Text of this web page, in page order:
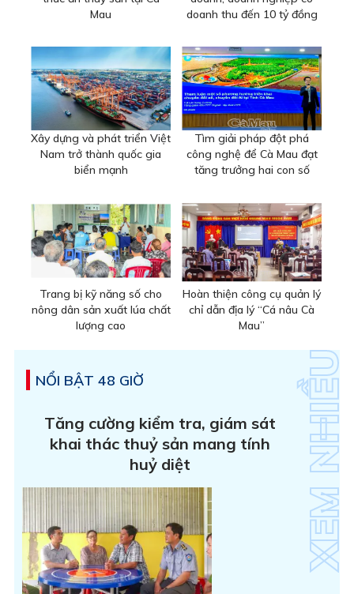
Mau
doanh thu đến 10 tỷ đồng
Xây dựng và phát triển Việt
Nam trở thành quốc gia
biển mạnh
Tìm giải pháp đột phá
công nghệ để Cà Mau đạt
tăng trưởng hai con số
Trang bị kỹ năng số cho
nông dân sản xuất lúa chất
lượng cao
Hoàn thiện công cụ quản lý
chỉ dẫn địa lý “Cá nâu Cà
Mau”
NỔI BẬT 48 GIỜ
Tăng cường kiểm tra, giám sát
khai thác thuỷ sản mang tính
huỷ diệt